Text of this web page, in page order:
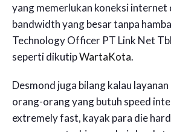
yang memerlukan koneksi internet
bandwidth yang besar tanpa
Technology Officer PT Link Net
seperti dikutipWartaKota.
Desmond juga bilang kalau
orang-orang yang butuh speed
extremely fast, kayak para die